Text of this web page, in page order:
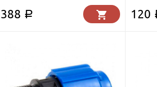
388 Р 120